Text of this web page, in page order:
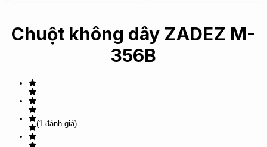
Chuột không dây ZADEZ M-
356B
(1 đánh giá)